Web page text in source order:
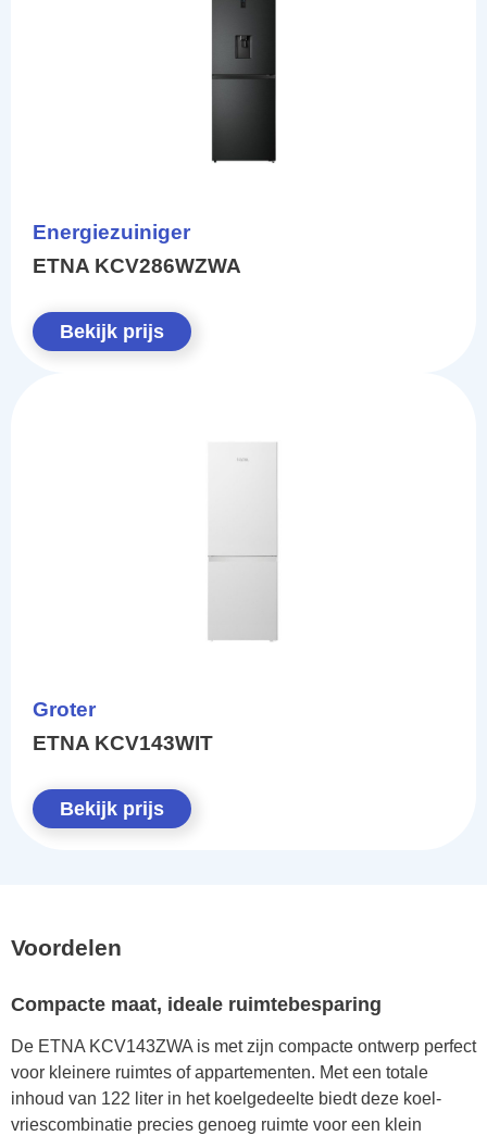
Energiezuiniger
ETNA KCV286WZWA
Bekijk prijs
Groter
ETNA KCV143WIT
Bekijk prijs
Voordelen
Compacte maat, ideale ruimtebesparing
De ETNA KCV143ZWA is met zijn compacte ontwerp perfect
voor kleinere ruimtes of appartementen. Met een totale
inhoud van 122 liter in het koelgedeelte biedt deze koel-
vriescombinatie precies genoeg ruimte voor een klein